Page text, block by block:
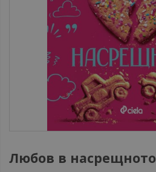
Любов в насрещното